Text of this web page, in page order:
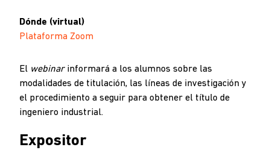
Dónde (virtual)
Plataforma Zoom
El webinarinformará a los alumnos sobre las
modalidades de titulación, las líneas de investigación y
el procedimiento a seguir para obtener el título de
ingeniero industrial.
Expositor